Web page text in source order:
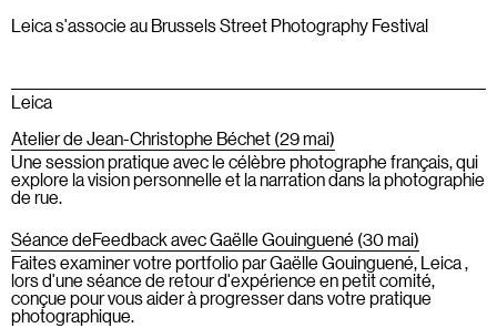
Leica s'associe au Brussels Street Photography Festival
Leica
Atelier de Jean-Christophe Béchet (29 mai)
Une session pratique avec le célèbre photographe français, qui
explore la vision personnelle et la narration dans la photographie
de rue.
‍Séance deFeedbackavec Gaëlle Gouinguené (30 mai)‍
Faites examiner votre portfolio par Gaëlle Gouinguené, Leica ,
lors d'une séance de retour d'expérience en petit comité,
conçue pour vous aider à progresser dans votre pratique
photographique.